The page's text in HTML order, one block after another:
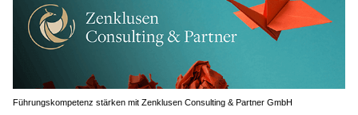
Führungskompetenz stärken mit Zenklusen Consulting & Partner GmbH